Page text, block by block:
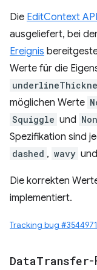
Die EditContext API
ausgeliefert, bei
Ereignis
Werte für die
möglichen Werte
Squiggle und
Spezifikation sind
dashed , wavy und
Die korrekten
implementiert.
Tracking bug
DataTransfer-